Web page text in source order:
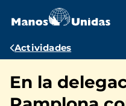
contenido
Ruta
navegación
Actividades
En la